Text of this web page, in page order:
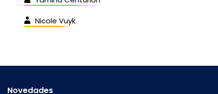
Nicole Vuyk
Novedades